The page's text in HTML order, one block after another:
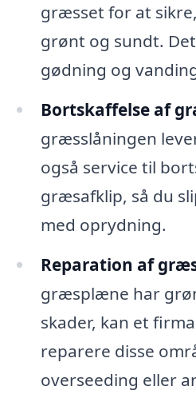
græsset for at
grønt og sundt.
gødning og
Bortskaffelse af
græsslåningen
også service til
græsafklip, så du
med oprydning.
Reparation af
græsplæne har
skader, kan et
reparere disse
overseeding eller